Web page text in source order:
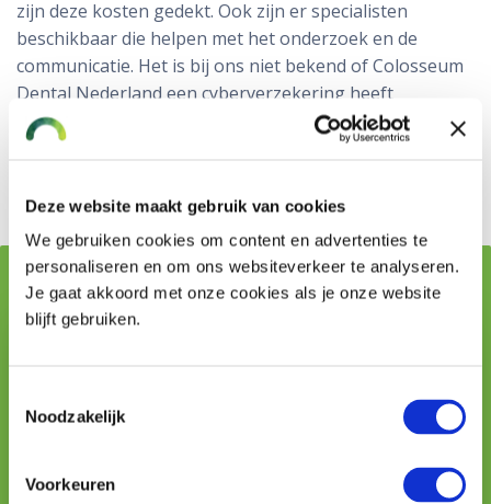
Deze website maakt gebruik van cookies
We gebruiken cookies om content en advertenties te
personaliseren en om ons websiteverkeer te analyseren.
Je gaat akkoord met onze cookies als je onze website
blijft gebruiken.
Noodzakelijk
Voorkeuren
zijn deze kosten gedekt. Ook zijn er specialisten
beschikbaar die helpen met het onderzoek en de
communicatie. Het is bij ons niet bekend of Colosseum
Dental Nederland een cyberverzekering heeft
afgesloten.
Geschreven door: